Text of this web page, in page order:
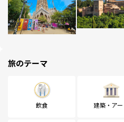
旅のテーマ
飲食 建築・アー